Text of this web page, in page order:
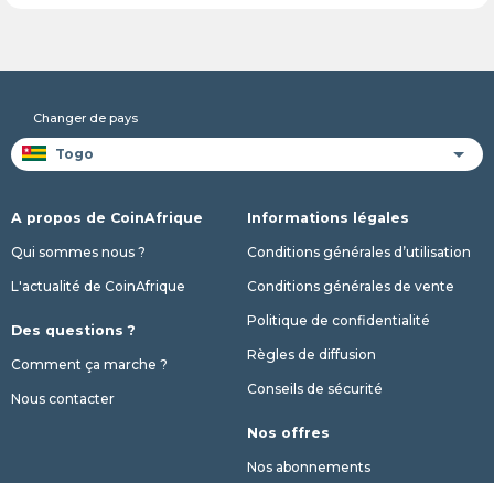
Changer de pays
A propos de CoinAfrique
Qui sommes nous ?
L'actualité de CoinAfrique
Des questions ?
Comment ça marche ?
Nous contacter
Informations légales
Conditions générales d’utilisation
Conditions générales de vente
Politique de confidentialité
Règles de diffusion
Conseils de sécurité
Nos offres
Nos abonnements